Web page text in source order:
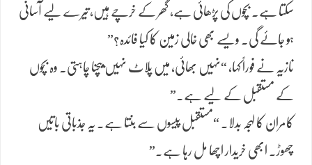
سکتا ہے۔ بچوں کی پڑھائی ہے، گھر کے خرچے ہیں، تیرے لیے آسانی
ہو جائے گی۔ ویسے بھی خالی زمین کا کیا فائدہ؟”
نازیہ نے فوراً کہا، “نہیں بھائی، میں پلاٹ نہیں بیچنا چاہتی۔ وہ بچوں
کے مستقبل کے لیے ہے۔”
کامران کا لہجہ بدلا۔ “مستقبل پیسوں سے بنتا ہے۔ یہ جذباتی باتیں
چھوڑ۔ ابھی خریدار اچھا مل رہا ہے۔”